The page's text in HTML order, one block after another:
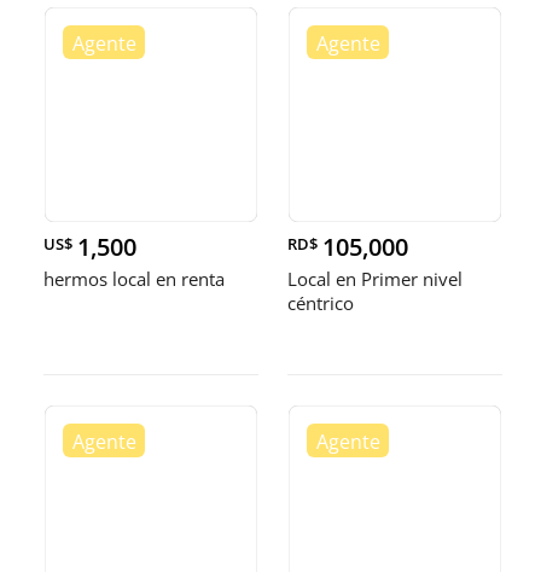
US$ 1,500
hermos local en renta
RD$ 105,000
Local en Primer nivel
céntrico